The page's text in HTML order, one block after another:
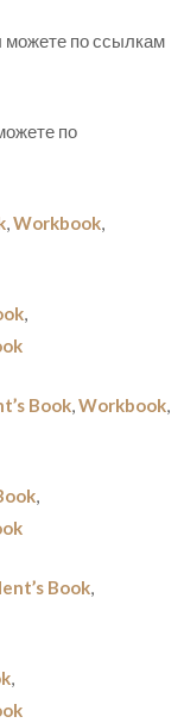
можете по ссылкам
по
Workbook
,
Book Workbook
,
Book
,